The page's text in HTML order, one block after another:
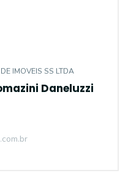
IMOVEIS SS LTDA
Daneluzzi